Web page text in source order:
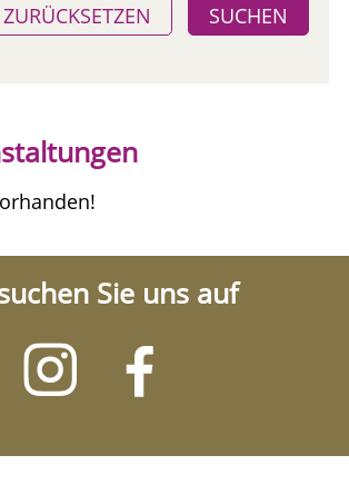
ZURÜCKSETZEN SUCHEN
Sie uns auf
Besuchen
Sie
auf
Besuchen
Sie
auf